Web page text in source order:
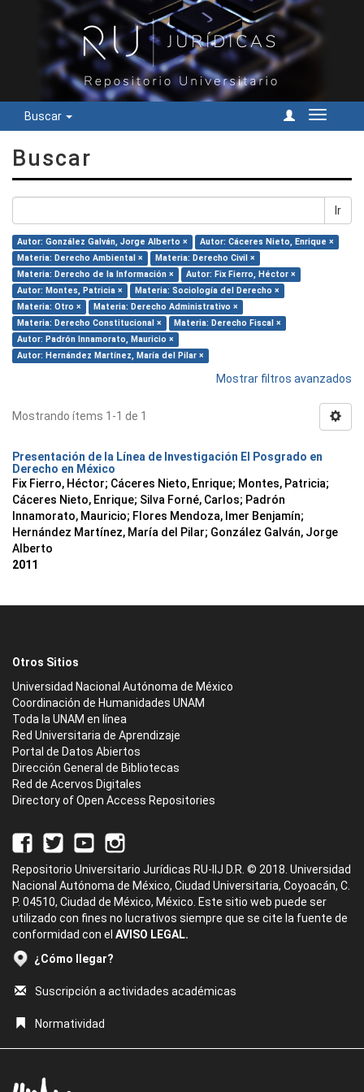
Buscar
Cambiar
Buscar
Ir
Autor: González Galván, Jorge Alberto ×
Autor: Cáceres Nieto, Enrique ×
Materia: Derecho Ambiental ×
Materia: Derecho Civil ×
Materia: Derecho de la Información ×
Autor: Fix Fierro, Héctor ×
Autor: Montes, Patricia ×
Materia: Sociología del Derecho ×
Materia: Otro ×
Materia: Derecho Administrativo ×
Materia: Derecho Constitucional ×
Materia: Derecho Fiscal ×
Autor: Padrón Innamorato, Mauricio ×
Autor: Hernández Martínez, María del Pilar ×
Mostrar filtros avanzados
Mostrando ítems 1-1 de 1
Presentación de la Línea de Investigación El Posgrado en
Derecho en México
Fix Fierro, Héctor; Cáceres Nieto, Enrique; Montes, Patricia;
Cáceres Nieto, Enrique; Silva Forné, Carlos; Padrón
Innamorato, Mauricio; Flores Mendoza, Imer Benjamín;
Hernández Martínez, María del Pilar; González Galván, Jorge
Alberto
2011
Otros Sitios
Universidad Nacional Autónoma de México
Coordinación de Humanidades UNAM
Toda la UNAM en línea
Red Universitaria de Aprendizaje
Portal de Datos Abiertos
Dirección General de Bibliotecas
Red de Acervos Digitales
Directory of Open Access Repositories
Repositorio Universitario Jurídicas RU-IIJ D.R. © 2018. Universidad
Nacional Autónoma de México, Ciudad Universitaria, Coyoacán, C.
P. 04510, Ciudad de México, México. Este sitio web puede ser
utilizado con fines no lucrativos siempre que se cite la fuente de
conformidad con el AVISO LEGAL.
¿Cómo llegar?
Suscripción a actividades académicas
Normatividad